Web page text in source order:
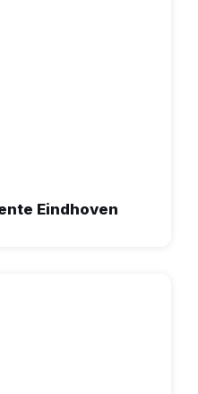
Eindhoven